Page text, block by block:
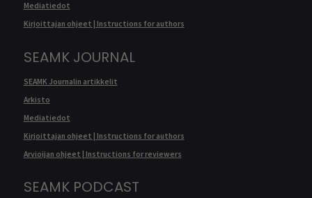
Mediatiedot
Kirjoittajan ohjeet | Instructions for authors
SEAMK JOURNAL
SEAMK Journalin artikkelit
Arkisto
Mediatiedot
Kirjoittajan ohjeet | Instructions for authors
Arvioijan ohjeet | Instructions for reviewers
SEAMK PODCAST